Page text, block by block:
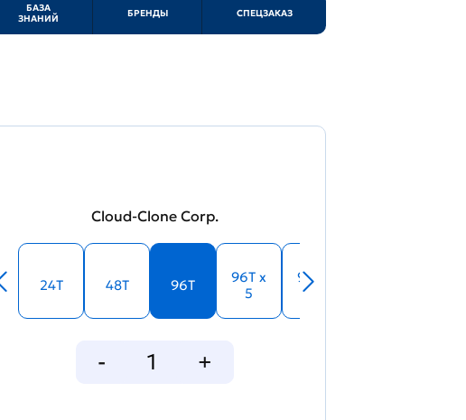
БАЗА
ЗНАНИЙ
БРЕНДЫ СПЕЦЗАКАЗ
Cloud-Clone Corp.
24T 48T 96T
96T x
5
96T x
10